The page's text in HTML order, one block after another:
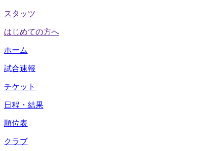
スタッツ
はじめての方へ
ホーム
試合速報
チケット
日程・結果
順位表
クラブ